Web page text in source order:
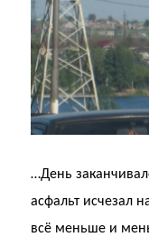
…День
асфальт исчезал
всё меньше и